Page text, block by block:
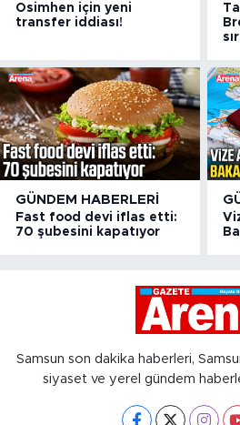
Osimhen için yeni
transfer iddiası!
GÜNDEM HABERLERI
Fast food devi iflas etti:
70 şubesini kapatıyor
Samsun son dakika haberleri,
siyaset ve yerel gündem